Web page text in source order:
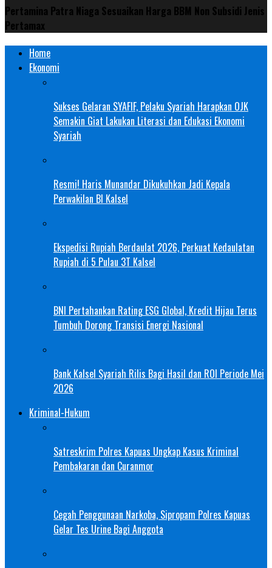
Pertamina Patra Niaga Sesuaikan Harga BBM Non Subsidi Jenis
Pertamax
Home
Ekonomi
Sukses Gelaran SYAFIF, Pelaku Syariah Harapkan OJK
Semakin Giat Lakukan Literasi dan Edukasi Ekonomi
Syariah
Resmi! Haris Munandar Dikukuhkan Jadi Kepala
Perwakilan BI Kalsel
Ekspedisi Rupiah Berdaulat 2026, Perkuat Kedaulatan
Rupiah di 5 Pulau 3T Kalsel
BNI Pertahankan Rating ESG Global, Kredit Hijau Terus
Tumbuh Dorong Transisi Energi Nasional
Bank Kalsel Syariah Rilis Bagi Hasil dan ROI Periode Mei
2026
Kriminal-Hukum
Satreskrim Polres Kapuas Ungkap Kasus Kriminal
Pembakaran dan Curanmor
Cegah Penggunaan Narkoba, Sipropam Polres Kapuas
Gelar Tes Urine Bagi Anggota